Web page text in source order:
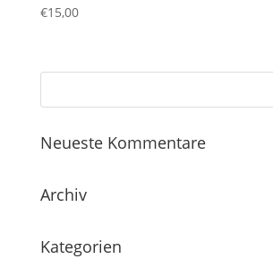
€15,00
Neueste Kommentare
Archiv
Kategorien